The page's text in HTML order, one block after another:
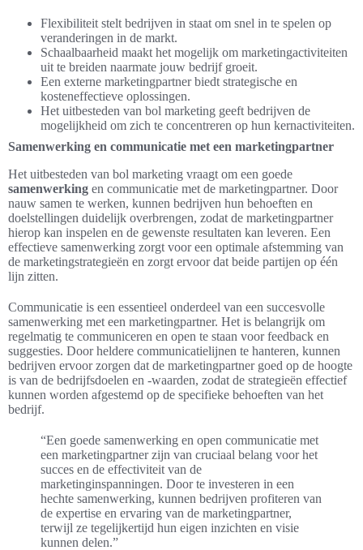
Flexibiliteit stelt bedrijven in staat om snel in te spelen op
veranderingen in de markt.
Schaalbaarheid maakt het mogelijk om marketingactiviteiten
uit te breiden naarmate jouw bedrijf groeit.
Een externe marketingpartner biedt strategische en
kosteneffectieve oplossingen.
Het uitbesteden van bol marketing geeft bedrijven de
mogelijkheid om zich te concentreren op hun kernactiviteiten.
Samenwerking en communicatie met een marketingpartner
Het uitbesteden van bol marketing vraagt om een goede
samenwerking en communicatie met de marketingpartner. Door
nauw samen te werken, kunnen bedrijven hun behoeften en
doelstellingen duidelijk overbrengen, zodat de marketingpartner
hierop kan inspelen en de gewenste resultaten kan leveren. Een
effectieve samenwerking zorgt voor een optimale afstemming van
de marketingstrategieën en zorgt ervoor dat beide partijen op één
lijn zitten.
Communicatie is een essentieel onderdeel van een succesvolle
samenwerking met een marketingpartner. Het is belangrijk om
regelmatig te communiceren en open te staan voor feedback en
suggesties. Door heldere communicatielijnen te hanteren, kunnen
bedrijven ervoor zorgen dat de marketingpartner goed op de hoogte
is van de bedrijfsdoelen en -waarden, zodat de strategieën effectief
kunnen worden afgestemd op de specifieke behoeften van het
bedrijf.
“Een goede samenwerking en open communicatie met
een marketingpartner zijn van cruciaal belang voor het
succes en de effectiviteit van de
marketinginspanningen. Door te investeren in een
hechte samenwerking, kunnen bedrijven profiteren van
de expertise en ervaring van de marketingpartner,
terwijl ze tegelijkertijd hun eigen inzichten en visie
kunnen delen.”